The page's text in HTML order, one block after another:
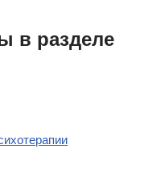
в разделе